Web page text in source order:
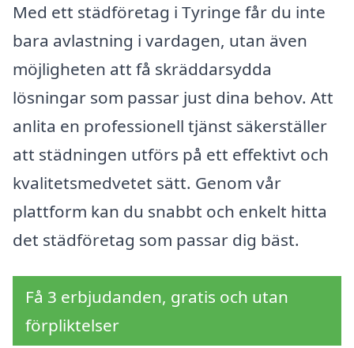
Med ett städföretag i Tyringe får du inte
bara avlastning i vardagen, utan även
möjligheten att få skräddarsydda
lösningar som passar just dina behov. Att
anlita en professionell tjänst säkerställer
att städningen utförs på ett effektivt och
kvalitetsmedvetet sätt. Genom vår
plattform kan du snabbt och enkelt hitta
det städföretag som passar dig bäst.
Få 3 erbjudanden, gratis och utan
förpliktelser